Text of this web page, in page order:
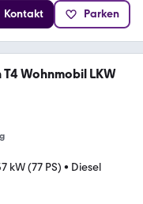
Kontakt Parken
Wohnmobil LKW
kW (77 PS) • Diesel